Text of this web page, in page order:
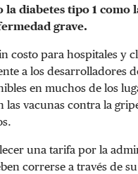
diabetes tipo 1 como
grave.
costo para hospitales y
a los desarrolladores
en muchos de los
vacunas contra la
una tarifa por la
correrse a través de